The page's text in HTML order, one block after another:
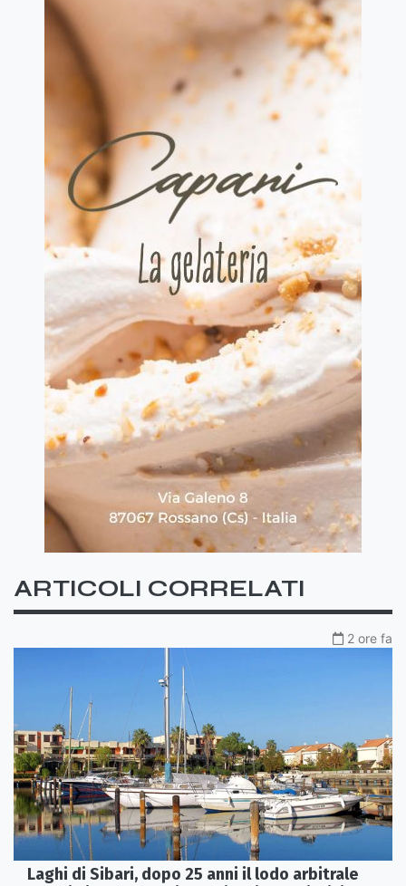
ARTICOLI CORRELATI
2 ore fa
Laghi di Sibari, dopo 25 anni il lodo arbitrale